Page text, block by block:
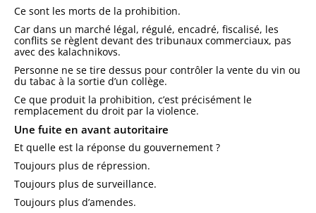
Ce sont les morts de la prohibition.
Car dans un marché légal, régulé, encadré, fiscalisé, les
conflits se règlent devant des tribunaux commerciaux, pas
avec des kalachnikovs.
Personne ne se tire dessus pour contrôler la vente du vin ou
du tabac à la sortie d’un collège.
Ce que produit la prohibition, c’est précisément le
remplacement du droit par la violence.
Une fuite en avant autoritaire
Et quelle est la réponse du gouvernement ?
Toujours plus de répression.
Toujours plus de surveillance.
Toujours plus d’amendes.